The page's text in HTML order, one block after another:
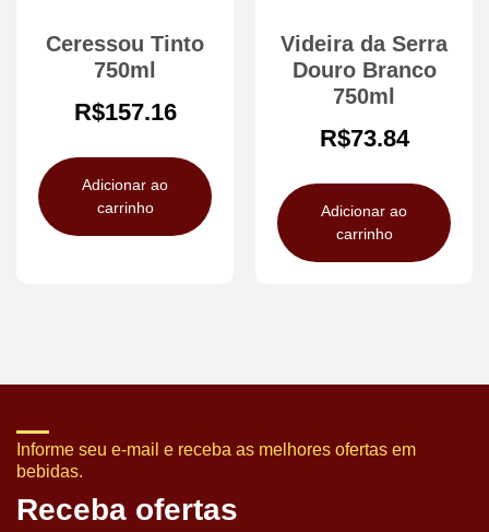
Ceressou Tinto
750ml
R$157.16
Adicionar ao
carrinho
Videira da Serra
Douro Branco
750ml
R$73.84
Adicionar ao
carrinho
Informe seu e-mail e receba as melhores ofertas em
bebidas.
Receba ofertas